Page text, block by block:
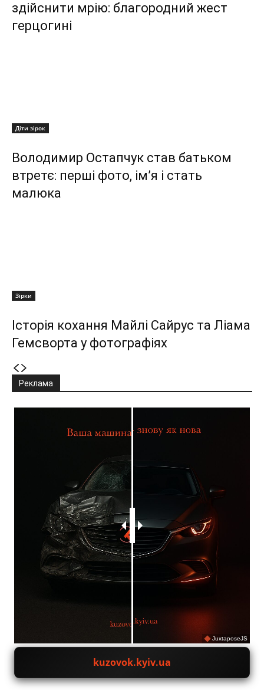
здійснити мрію: благородний жест
герцогині
Діти зірок
Володимир Остапчук став батьком
втретє: перші фото, ім’я і стать
малюка
Зірки
Історія кохання Майлі Сайрус та Ліама
Гемсворта у фотографіях
Реклама
JuxtaposeJS
kuzovok.kyiv.ua